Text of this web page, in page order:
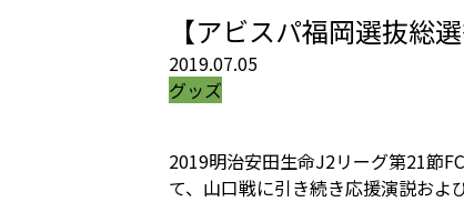
【アビスパ福岡選抜総
2019.07.05
グッズ
2019明治安田生命J2リーグ第21節
て、山口戦に引き続き応援演説およ